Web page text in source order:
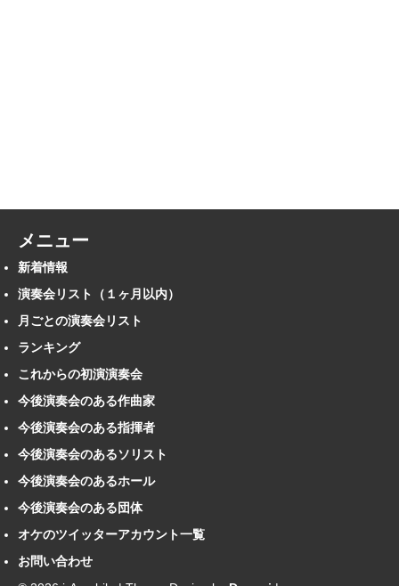
メニュー
新着情報
演奏会リスト（１ヶ月以内）
月ごとの演奏会リスト
ランキング
これからの初演演奏会
今後演奏会のある作曲家
今後演奏会のある指揮者
今後演奏会のあるソリスト
今後演奏会のあるホール
今後演奏会のある団体
オケのツイッターアカウント一覧
お問い合わせ